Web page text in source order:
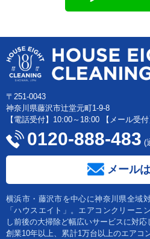
〒251-0043
神奈川県藤沢市辻堂元町1-9-8
【電話受付】10:00～18:00 【メール受
0120-888-483 (
メール
横浜市・藤沢市を中心に神奈川県全域
「ハウスエイト」。エアコンクリーニ
し前後の大掃除ど幅広いサービスに対応
創業10年以上、累計1万台以上のエアコ